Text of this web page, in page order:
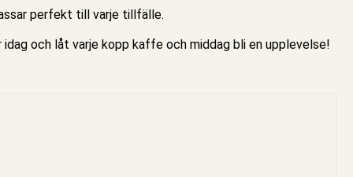
perfekt till varje tillfälle.
och låt varje kopp kaffe och middag bli en upplevelse!